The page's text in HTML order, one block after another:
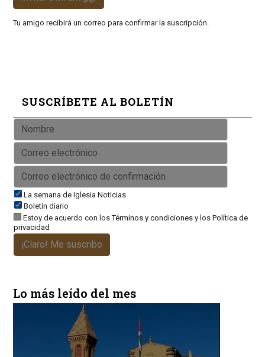
Tu amigo recibirá un correo para confirmar la suscripción.
SUSCRÍBETE AL BOLETÍN
La semana de Iglesia Noticias
Boletín diario
Estoy de acuerdo con losTérminos y condicionesy los Política de
privacidad
¡Claro! Me suscribo
Lo más leído del mes